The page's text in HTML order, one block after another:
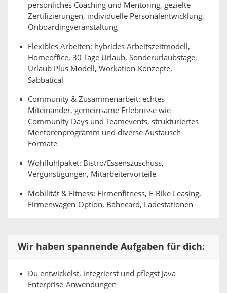
persönliches Coaching und Mentoring, gezielte
Zertifizierungen, individuelle Personalentwicklung,
Onboardingveranstaltung
Flexibles Arbeiten: hybrides Arbeitszeitmodell,
Homeoffice, 30 Tage Urlaub, Sonderurlaubstage,
Urlaub Plus Modell, Workation-Konzepte,
Sabbatical
Community & Zusammenarbeit: echtes
Miteinander, gemeinsame Erlebnisse wie
Community Days und Teamevents, strukturiertes
Mentorenprogramm und diverse Austausch-
Formate
Wohlfühlpaket: Bistro/Essenszuschuss,
Vergünstigungen, Mitarbeitervorteile
Mobilität & Fitness: Firmenfitness, E-Bike Leasing,
Firmenwagen-Option, Bahncard, Ladestationen
Wir haben spannende Aufgaben für dich:
Du entwickelst, integrierst und pflegst Java
Enterprise-Anwendungen